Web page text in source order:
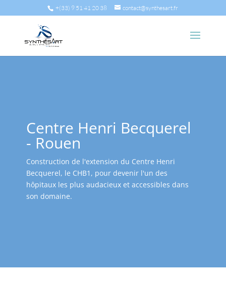
+(33) 9 51 41 20 38 contact@synthesart.fr
Centre Henri Becquerel
- Rouen
Construction de l'extension du Centre Henri
Becquerel, le CHB1, pour devenir l'un des
hôpitaux les plus audacieux et accessibles dans
son domaine.